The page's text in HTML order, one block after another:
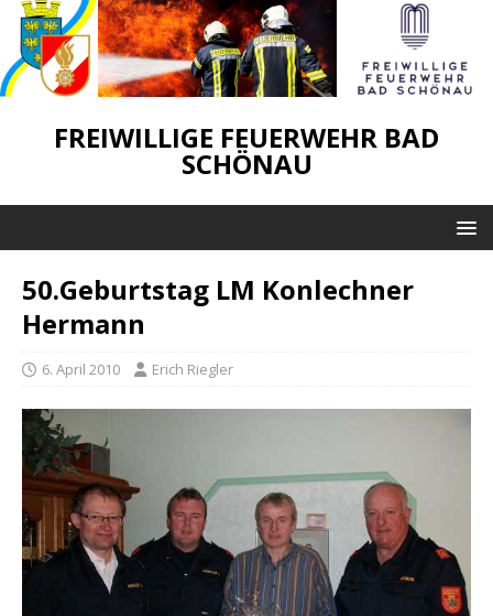
FREIWILLIGE FEUERWEHR BAD
SCHÖNAU
50.Geburtstag LM Konlechner
Hermann
6. April 2010 Erich Riegler